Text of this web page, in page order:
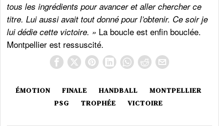
tous les ingrédients pour avancer et aller chercher ce
titre. Lui aussi avait tout donné pour l’obtenir. Ce soir je
lui dédie cette victoire. » La boucle est enfin bouclée.
Montpellier est ressuscité.
ÉMOTION FINALE HANDBALL
MONTPELLIER
PSG
TROPHÉE VICTOIRE